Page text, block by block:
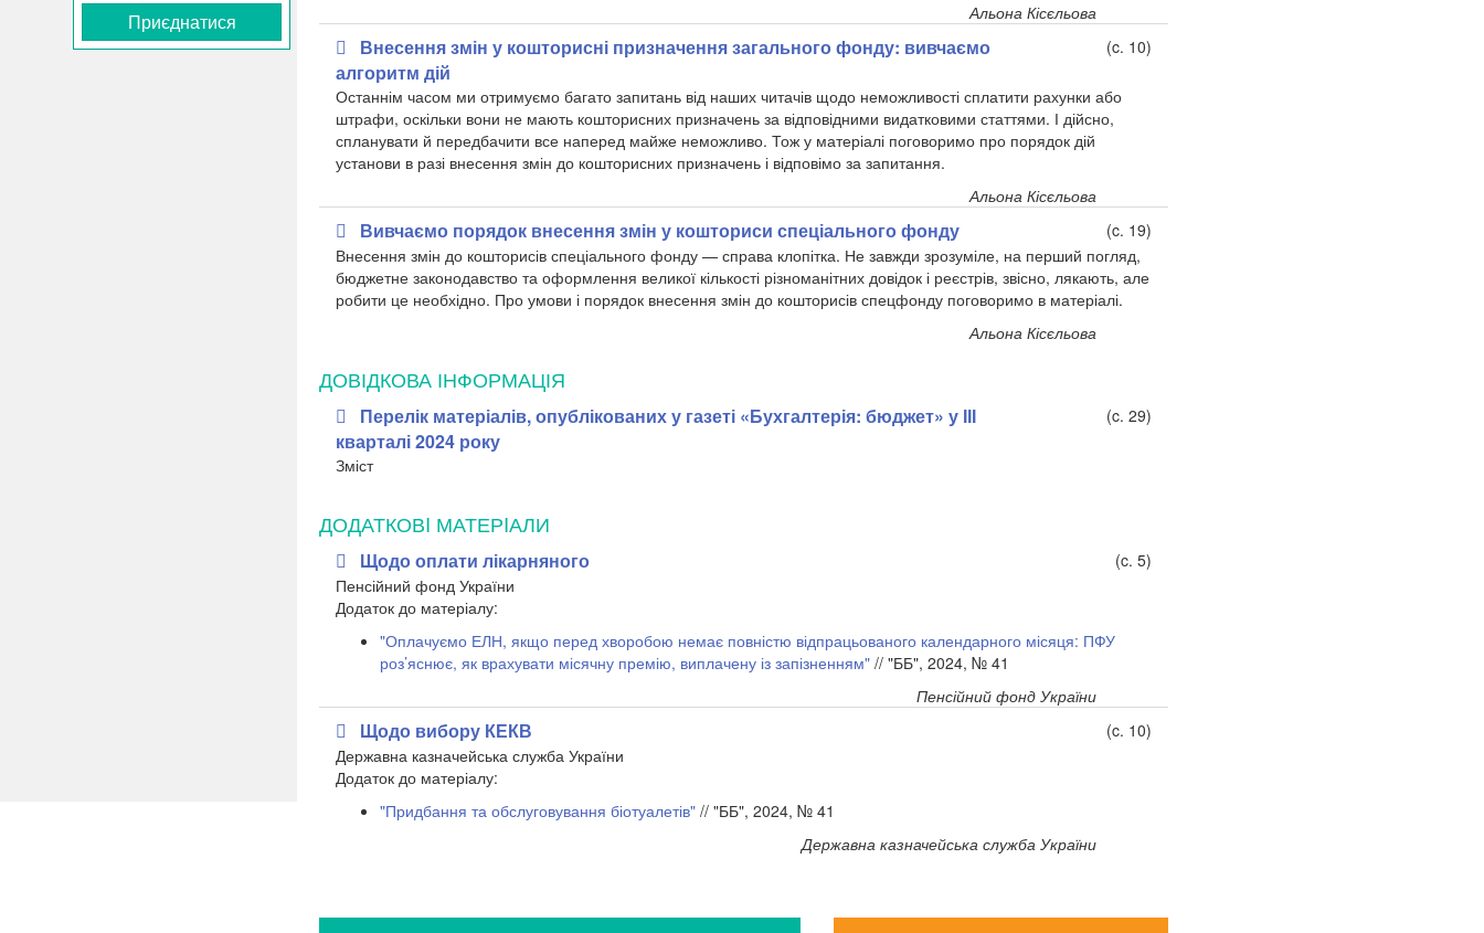
Приєднатися
Альона Кісєльова
Внесення змін у кошторисні призначення загального фонду: вивчаємо
алгоритм дій
(c. 10)
Останнім часом ми отримуємо багато запитань від наших читачів щодо неможливості сплатити рахунки або
штрафи, оскільки вони не мають кошторисних призначень за відповідними видатковими статтями. І дійсно,
спланувати й передбачити все наперед майже неможливо. Тож у матеріалі поговоримо про порядок дій
установи в разі внесення змін до кошторисних призначень і відповімо за запитання.
Альона Кісєльова
Вивчаємо порядок внесення змін у кошториси спеціального фонду
(c. 19)
Внесення змін до кошторисів спеціального фонду — справа клопітка. Не завжди зрозуміле, на перший погляд,
бюджетне законодавство та оформлення великої кількості різноманітних довідок і реєстрів, звісно, лякають, але
робити це необхідно. Про умови і порядок внесення змін до кошторисів спецфонду поговоримо в матеріалі.
Альона Кісєльова
ДОВІДКОВА ІНФОРМАЦІЯ
Перелік матеріалів, опублікованих у газеті «Бухгалтерія: бюджет» у ІІІ
кварталі 2024 року
(c. 29)
Зміст
ДОДАТКОВI МАТЕРIАЛИ
Щодо оплати лікарняного
(c. 5)
Пенсійний фонд України
​Додаток до матеріалу:
"Оплачуємо ЕЛН, якщо перед хворобою немає повністю відпрацьованого календарного місяця: ПФУ
роз’яснює, як врахувати місячну премію, виплачену із запізненням"// "ББ", 2024, № 41
Пенсійний фонд України
Щодо вибору КЕКВ
(c. 10)
Державна казначейська служба України
​Додаток до матеріалу:
"Придбання та обслуговування біотуалетів"// "ББ", 2024, № 41
Державна казначейська служба України